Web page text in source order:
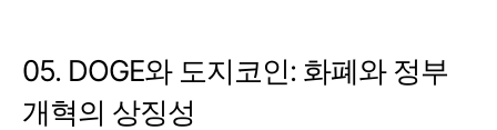
05. DOGE와 도지코인: 화폐와 정부
개혁의 상징성